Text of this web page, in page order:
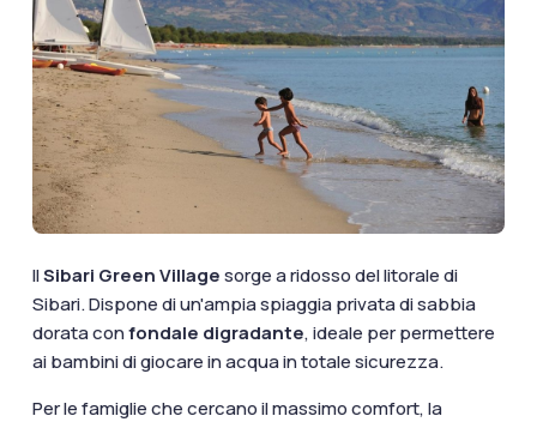
IlSibari Green Villagesorge a ridosso del litorale di
Sibari. Dispone di un'ampia spiaggia privata di sabbia
dorata confondale digradante, ideale per permettere
ai bambini di giocare in acqua in totale sicurezza.
Per le famiglie che cercano il massimo comfort, la